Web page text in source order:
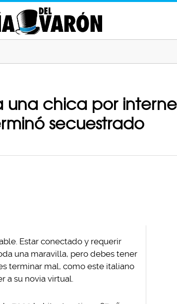
chica por
secuestrado
Estar conectado y requerir
una maravilla, pero debes tener
terminar mal, como este italiano
a su novia virtual.